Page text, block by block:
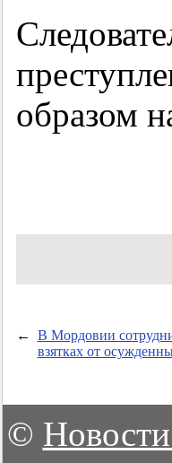
образом
←
В Мордовии
взятках от
©